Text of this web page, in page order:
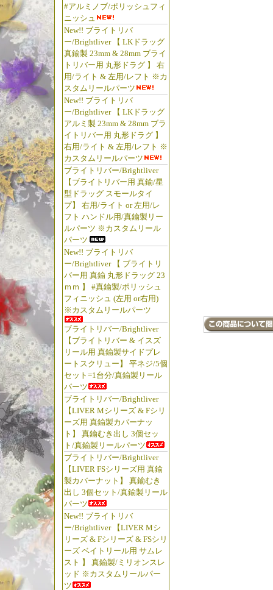
#アルミノブ/ポリッシュフィ
ニッシュ
New!! ブライトリバ
ー/Brightliver 【 LKドラッグ
真鍮製 23mm & 28mm ブライ
トリバー用 丸形ドラグ 】 右
用/ライト & 左用/レフト ※カ
スタムリールパーツ
New!! ブライトリバ
ー/Brightliver 【 LKドラッグ
アルミ製 23mm & 28mm ブラ
イトリバー用 丸形ドラグ 】
右用/ライト & 左用/レフト ※
カスタムリールパーツ
ブライトリバー/Brightliver
【ブライトリバー用 真鍮/星
型ドラッグ スモールタイ
プ】 右用/ライト or 左用/レ
フト ハンドル用/真鍮製リー
ルパーツ ※カスタムリール
パーツ
New!! ブライトリバ
ー/Brightliver 【 ブライトリ
バー用 真鍮 丸形ドラッグ 23
ｍｍ 】 #真鍮製/ポリッシュ
フィニッシュ (左用 or右用)
※カスタムリールパーツ
ブライトリバー/Brightliver
【ブライトリバー & イスズ
リール用 真鍮製サイドプレ
ートスクリュー】 平ネジ/5個
セット=1台分/真鍮製リール
パーツ
ブライトリバー/Brightliver
【LIVER Mシリーズ & Fシリ
ーズ用 真鍮製カバーナッ
ト】 真鍮むき出し 3個セッ
ト/真鍮製リールパーツ
ブライトリバー/Brightliver
【LIVER FSシリーズ用 真鍮
製カバーナット】 真鍮むき
出し 3個セット/真鍮製リール
パーツ
New!! ブライトリバ
ー/Brightliver 【LIVER Mシ
リーズ & Fシリーズ & FSシリ
ーズ ベイトリール用 サムレ
スト 】 真鍮製/ミリオンスレ
ッド ※カスタムリールパー
ツ